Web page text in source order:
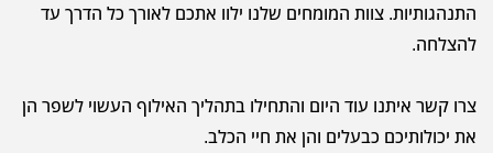
התנהגותיות. צוות המומחים שלנו ילוו אתכם לאורך כל הדרך עד
להצלחה.
צרו קשר איתנו עוד היום והתחילו בתהליך האילוף העשוי לשפר הן
את יכולותיכם כבעלים והן את חיי הכלב.